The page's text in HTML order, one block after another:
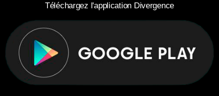
Téléchargez l'application Divergence